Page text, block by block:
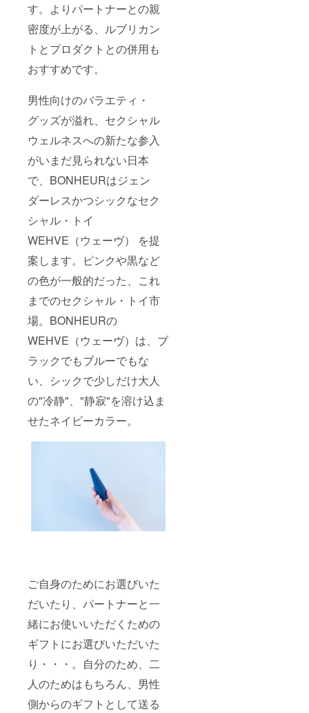
す。よりパートナーとの親
密度が上がる、ルブリカン
トとプロダクトとの併用も
おすすめです。
男性向けのバラエティ・
グッズが溢れ、セクシャル
ウェルネスへの新たな参入
がいまだ見られない日本
で、BONHEURはジェン
ダーレスかつシックなセク
シャル・トイ
WEHVE（ウェーヴ） を提
案します。ピンクや黒など
の色が一般的だった、これ
までのセクシャル・トイ市
場。BONHEURの
WEHVE（ウェーヴ）は、ブ
ラックでもブルーでもな
い、シックで少しだけ大人
の"冷静"、"静寂"を溶け込ま
せたネイビーカラー。
ご自身のためにお選びいた
だいたり、パートナーと一
緒にお使いいただくための
ギフトにお選びいただいた
り・・・。自分のため、二
人のためはもちろん、男性
側からのギフトとして送る